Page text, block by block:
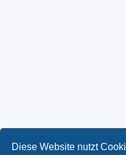
Diese Website nutzt